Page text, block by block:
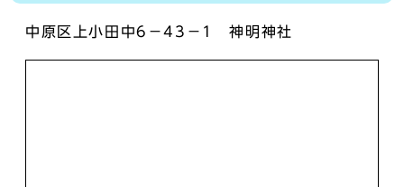
中原区上小田中6－43－1 神明神社